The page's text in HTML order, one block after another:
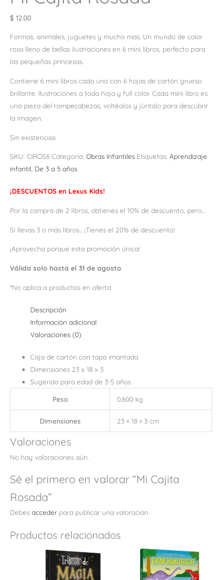
$ 12.00
Formas, animales, juguetes y mucho mas. Un mundo de color
rosa lleno de bellas ilustraciones en 6 mini libros, perfecto para
las pequeñas princesas.
Contiene 6 mini libros cada uno con 6 hojas de cartón grueso
brillante. Ilustraciones a toda hoja y full color. Cada mini libro es
una pieza del rompecabezas, voltéalos y júntalo para descubrir
la imagen.
Sin existencias
SKU: CIROS6 Categoría: Obras Infantiles Etiquetas: Aprendizaje
infantil De 3 a 5 años
¡DESCUENTOS en Lexus Kids!
Por la compra de 2 libros, obtienes el 10% de descuento, pero...
Si llevas 3 o más libros... ¡Tienes el 20% de descuento!
¡Aprovecha porque esta promoción única!
Válida solo hasta el 31 de agosto
*No aplica a productos en oferta
Descripción
Información adicional
Valoraciones (0)
Caja de cartón con tapa imantada
Dimensiones 23 x 18 x 3
Sugerido para edad de 3-5 años
Peso 0.600 kg
Dimensiones 23 × 18 × 3 cm
Valoraciones
No hay valoraciones aún.
Sé el primero en valorar “Mi Cajita
Rosada”
Debes acceder para publicar una valoración.
Productos relacionados